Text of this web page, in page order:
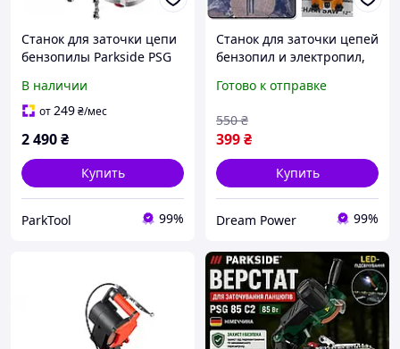
Станок для заточки цепи
бензопилы Parkside PSG
В наличии
от249₴/мес
2 490₴
Купить
ParkTool 99%
Станок для заточки цепей
бензопил и электропил,
зубца
Готово к отправке
399₴
550 ₴
Купить
Dream Power 99%